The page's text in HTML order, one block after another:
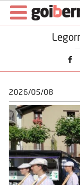
2026/05/08